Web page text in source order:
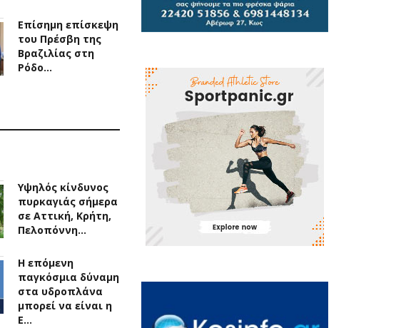
Επίσημη επίσκεψη
του Πρέσβη της
Βραζιλίας στη
Ρόδο…
Υψηλός κίνδυνος
πυρκαγιάς σήμερα
σε Αττική, Κρήτη,
Πελοπόννη…
Η επόμενη
παγκόσμια δύναμη
στα υδροπλάνα
μπορεί να είναι η
Ε…